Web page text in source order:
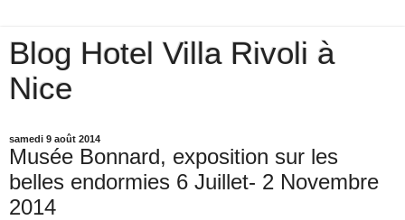
Blog Hotel Villa Rivoli à
Nice
samedi 9 août 2014
Musée Bonnard, exposition sur les
belles endormies 6 Juillet- 2 Novembre
2014